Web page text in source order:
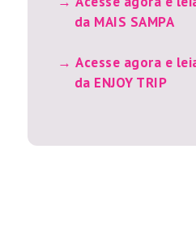
da MAIS SAMPA
Acesse agora e
da ENJOY TRIP